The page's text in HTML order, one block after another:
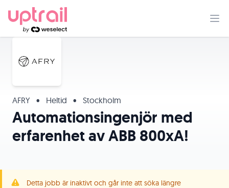
AFRY • Heltid • Stockholm
Automationsingenjör med
erfarenhet av ABB 800xA!
Detta jobb är inaktivt och går inte att söka längre